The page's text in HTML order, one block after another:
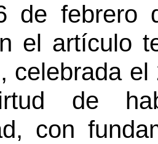
de febrero
el artículo
celebrada
de
con